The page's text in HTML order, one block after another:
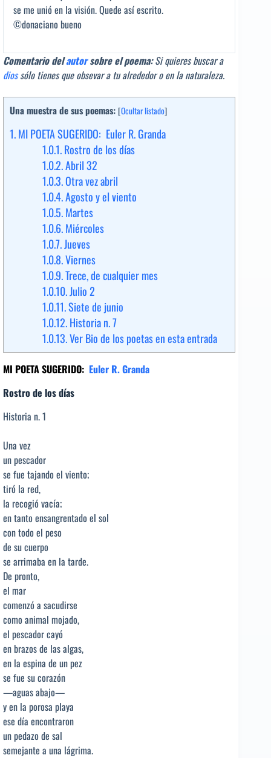
se me unió en la visión. Quede así escrito.
©donaciano bueno
Comentario delautorsobre el poema:Si quieres buscar a
diossólo tienes que obsevar a tu alrededor o en la naturaleza.
Una muestra de sus poemas: [Ocultar listado]
1.MI POETA SUGERIDO: Euler R. Granda
1.0.1.Rostro de los días
1.0.2.Abril 32
1.0.3.Otra vez abril
1.0.4.Agosto y el viento
1.0.5.Martes
1.0.6.Miércoles
1.0.7.Jueves
1.0.8.Viernes
1.0.9.Trece, de cualquier mes
1.0.10.Julio 2
1.0.11.Siete de junio
1.0.12.Historia n. 7
1.0.13.Ver Bio de los poetas en esta entrada
MI POETA SUGERIDO: Euler R. Granda
Rostro de los días
Historia n. 1
Una vez
un pescador
se fue tajando el viento;
tiró la red,
la recogió vacía;
en tanto ensangrentado el sol
con todo el peso
de su cuerpo
se arrimaba en la tarde.
De pronto,
el mar
comenzó a sacudirse
como animal mojado,
el pescador cayó
en brazos de las algas,
en la espina de un pez
se fue su corazón
—aguas abajo—
y en la porosa playa
ese día encontraron
un pedazo de sal
semejante a una lágrima.